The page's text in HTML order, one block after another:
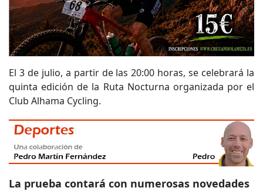
El 3 de julio, a partir de las 20:00 horas, se celebrará la
quinta edición de la Ruta Nocturna organizada por el
Club Alhama Cycling.
La prueba contará con numerosas novedades